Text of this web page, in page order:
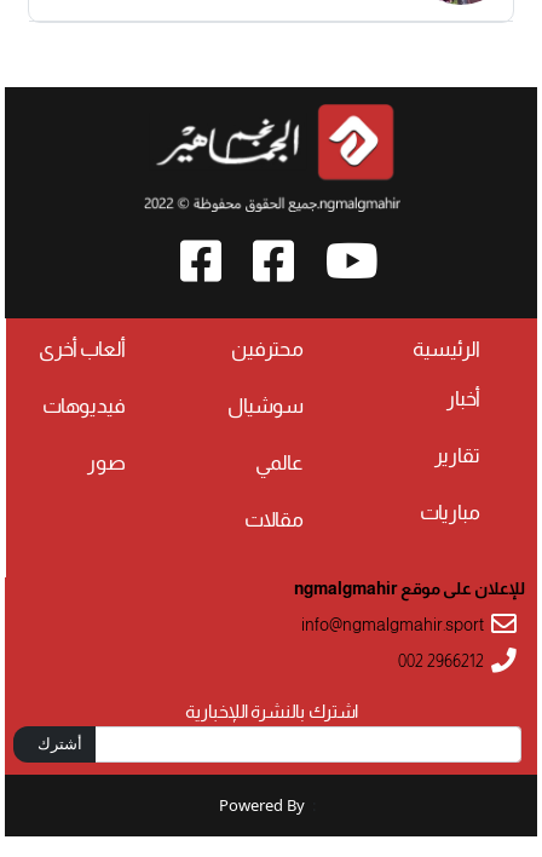
الرئيسية
أخبار
تقارير
مباريات
محترفين
سوشيال
عالمي
مقالات
ألعاب أخرى
فيديوهات
صور
اشترك بالنشرة اللإخبارية
أشترك
للإعلان على موقع ngmalgmahir
info@ngmalgmahir.sport
002 2966212
Powered By